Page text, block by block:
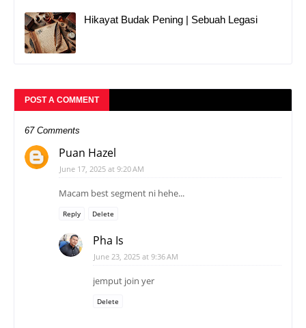
Hikayat Budak Pening | Sebuah Legasi
POST A COMMENT
67 Comments
Puan Hazel
June 17, 2025 at 9:20 AM
Macam best segment ni hehe...
Reply Delete
Pha Is
June 23, 2025 at 9:36 AM
jemput join yer
Delete